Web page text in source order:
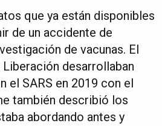
que ya están disponibles
de un accidente de
de vacunas. El
desarrollaban
el SARS en 2019 con el
también describió los
abordando antes y